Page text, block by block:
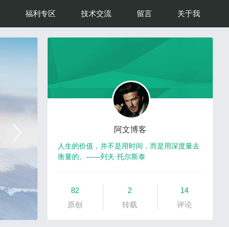
福利专区 技术交流 留言 关于我
阿文博客
人生的价值，并不是用时间，而是用深度量去
衡量的。——列夫·托尔斯泰
82
原创
2
转载
14
评论